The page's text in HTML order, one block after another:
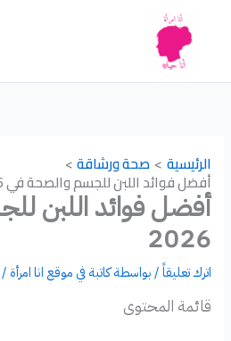
الرئيسية صحة ورشاقة
أفضل فوائد اللبن للجسم والصحة في 2026
أفضل فوائد اللبن
2026
اترك تعليقاً/ بواسطة كاتبة في موقع انا امرأة /
قائمة المحتوى